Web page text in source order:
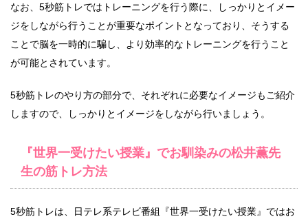
なお、5秒筋トレではトレーニングを行う際に、しっかりとイメー
ジをしながら行うことが重要なポイントとなっており、そうする
ことで脳を一時的に騙し、より効率的なトレーニングを行うこと
が可能とされています。
5秒筋トレのやり方の部分で、それぞれに必要なイメージもご紹介
しますので、しっかりとイメージをしながら行いましょう。
『世界一受けたい授業』でお馴染みの松井薫先
生の筋トレ方法
5秒筋トレは、日テレ系テレビ番組『世界一受けたい授業』ではお